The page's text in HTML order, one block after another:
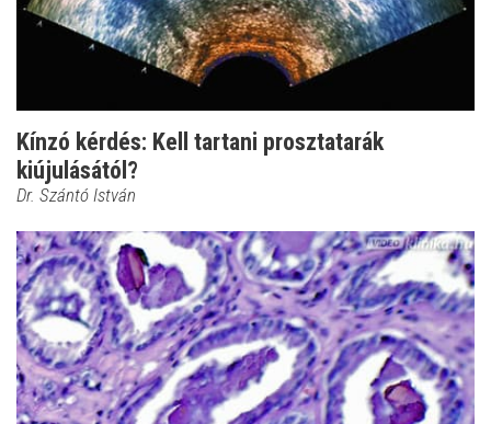
Kínzó kérdés: Kell tartani prosztatarák
kiújulásától?
Dr. Szántó István